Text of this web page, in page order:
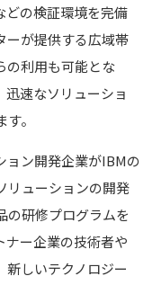
どの検証環境を完備
ーが提供する広域帯
の利用も可能とな
迅速なソリューショ
。
ョン開発企業がIBMの
リューションの開発
の研修プログラムを
ナー企業の技術者や
新しいテクノロジー